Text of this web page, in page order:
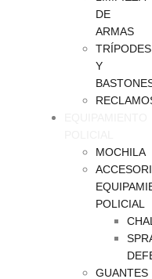
DE
ARMAS
TRÍPODES
Y
MOCHILA
POLICIAL
GUANTES